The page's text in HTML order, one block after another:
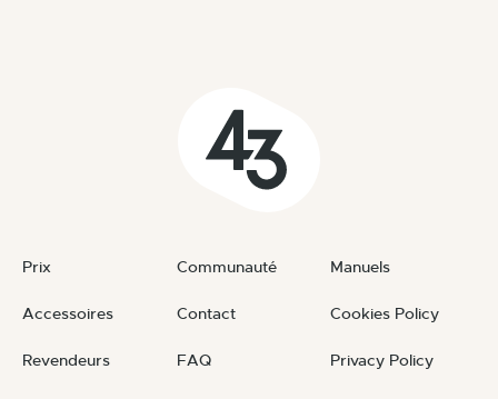
Prix
Accessoires
Revendeurs
Communauté
Contact
FAQ
Manuels
Cookies Policy
Privacy Policy